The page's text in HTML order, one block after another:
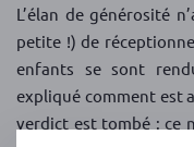
L’élan de générosité
petite !) de
enfants se sont
expliqué comment est
verdict est tombé : ce